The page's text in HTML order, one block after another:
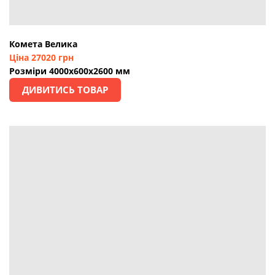
Комета Велика
Ціна 27020 грн
Розміри 4000х600х2600 мм
ДИВИТИСЬ ТОВАР